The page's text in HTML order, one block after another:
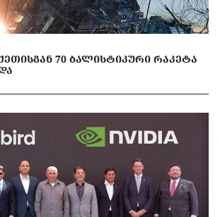
70 ᲑᲐᲚᲘᲡᲢᲘᲙᲣᲠᲘ ᲠᲐᲙᲔᲢᲐ